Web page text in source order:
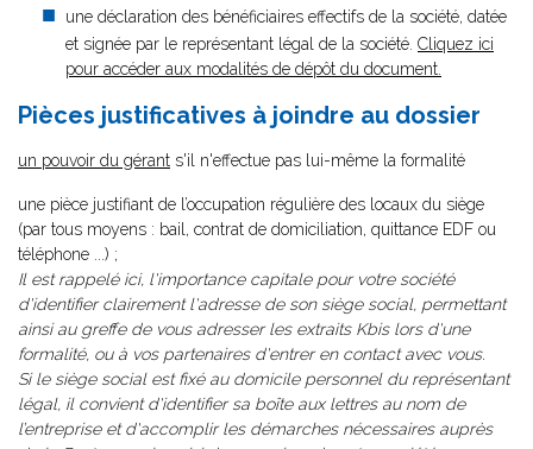
une déclaration des bénéficiaires effectifs de la société, datée
et signée par le représentant légal de la société. Cliquez ici
pour accéder aux modalités de dépôt du document.
Pièces justificatives à joindre au dossier
un pouvoir du gérant s'il n'effectue pas lui-même la formalité
une pièce justifiant de l’occupation régulière des locaux du siège
(par tous moyens : bail, contrat de domiciliation, quittance EDF ou
téléphone ...) ;
Il est rappelé ici, l'importance capitale pour votre société
d'identifier clairement l'adresse de son siège social, permettant
ainsi au greffe de vous adresser les extraits Kbis lors d'une
formalité, ou à vos partenaires d'entrer en contact avec vous.
Si le siège social est fixé au domicile personnel du représentant
légal, il convient d'identifier sa boîte aux lettres au nom de
l’entreprise et d'accomplir les démarches nécessaires auprès